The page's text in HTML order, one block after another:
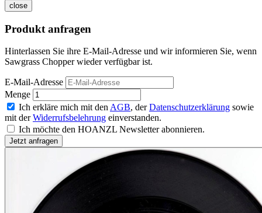
close
Produkt anfragen
Hinterlassen Sie ihre E-Mail-Adresse und wir informieren Sie, wenn
Sawgrass Chopper wieder verfügbar ist.
E-Mail-Adresse
Menge
Ich erkläre mich mit den AGB, derDatenschutzerklärung sowie
mit derWiderrufsbelehrung einverstanden.
Ich möchte den HOANZL Newsletter abonnieren.